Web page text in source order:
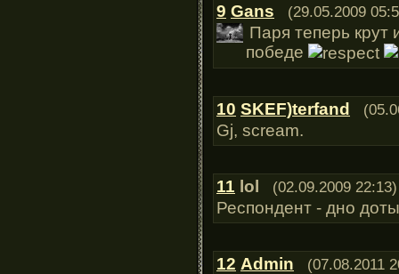
9 Gans (29.05.2009
Паря теперь крут
победе
10 SKEF)terfand
Gj, scream.
11 lol (02.09.2009 22:13)
Респондент - дно
12 Admin (07.08.2011